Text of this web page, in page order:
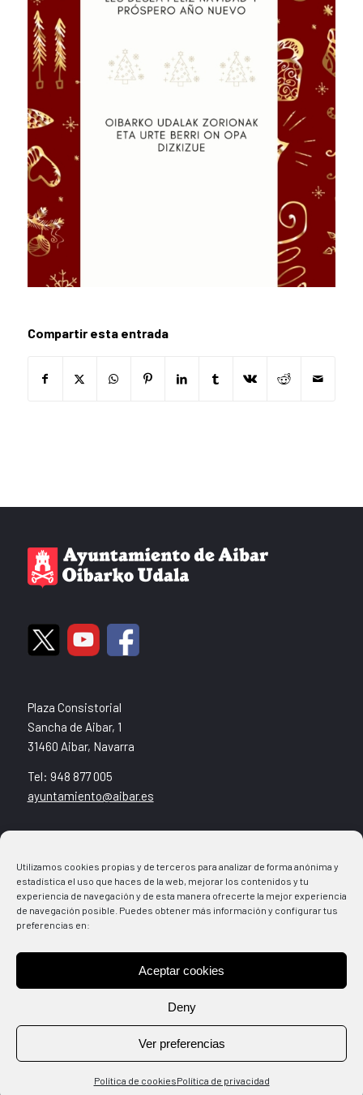
Utilizamos cookies propias y de terceros para analizar de forma anónima y
estadística el uso que haces de la web, mejorar los contenidos y tu
experiencia de navegación y de esta manera ofrecerte la mejor experiencia
de navegación posible. Puedes obtener más información y configurar tus
preferencias en:
Aceptar cookies
Deny
Ver preferencias
Política de cookiesPolítica de privacidad
Compartir esta entrada
Plaza Consistorial
Sancha de Aibar, 1
31460 Aibar, Navarra
Tel: 948 877 005
ayuntamiento@aibar.es
Agenda
Ventanilla Municipal
Direcciones
Cultura+Deporte
Aviso legal
Política de Privacidad